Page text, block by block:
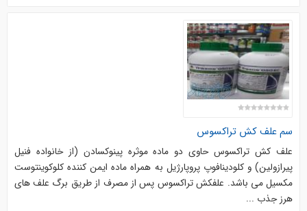
سم علف کش تراکسوس
علف کش تراکسوس حاوی دو ماده موثره پینوکسادن (از خانواده فنیل
پیرازولين) و کلودینافوپ پروپارژیل به همراه ماده ایمن کننده کلوكوينتوست
مکسیل می باشد. علفکش تراکسوس پس از مصرف از طریق برگ علف های
هرز جذب ...